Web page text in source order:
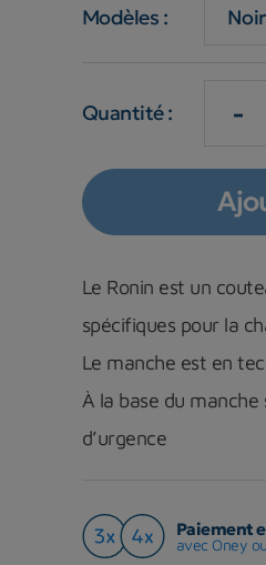
Modèles :
Quantité : -
Le Ronin est un
spécifiques pour la
Le manche est en
À la base du
d’urgence
Paiement
avec Oney